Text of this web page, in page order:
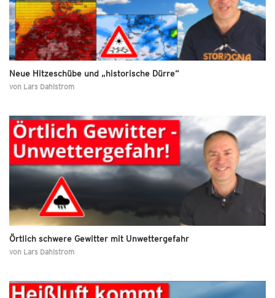
Neue Hitzeschübe und „historische Dürre“
von Lars Dahlstrom
Örtlich schwere Gewitter mit Unwettergefahr
von Lars Dahlstrom